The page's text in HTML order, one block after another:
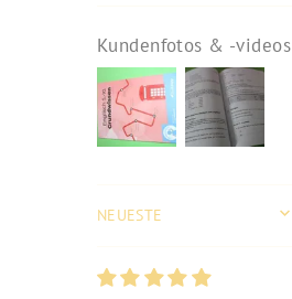
Kundenfotos & -videos
SORT BY